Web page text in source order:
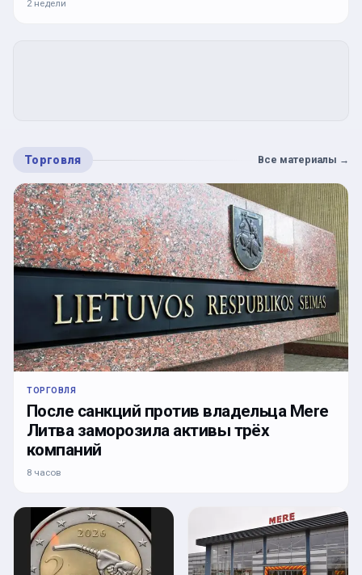
2 недели
Торговля Все материалы →
ТОРГОВЛЯ
После санкций против владельца Mere
Литва заморозила активы трёх
компаний
8 часов